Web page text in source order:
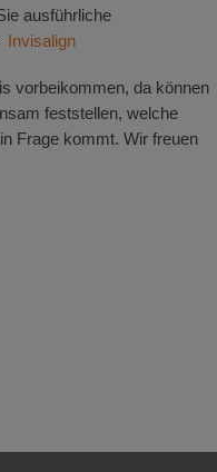
ausführliche
Invisalign
vorbeikommen, da können
feststellen, welche
Frage kommt. Wir freuen